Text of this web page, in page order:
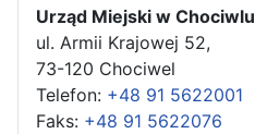
Urząd Miejski w Chociwlu
ul. Armii Krajowej 52,
73-120 Chociwel
Telefon: +48 91 5622001
Faks: +48 91 5622076